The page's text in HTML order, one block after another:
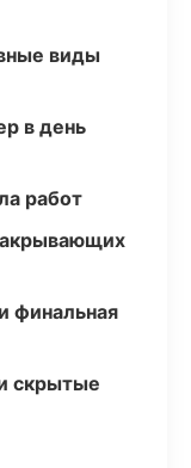
виды
в день
работ
финальная
скрытые